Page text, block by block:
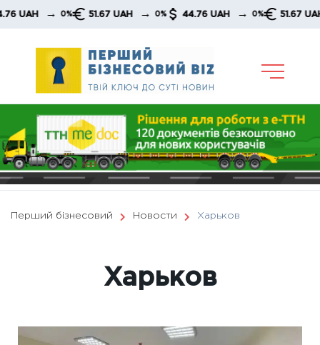
Skip
0% 51.67 UAH → 0% 44.76 UAH → 0% 51.67 UAH → 0%
Перший бізнесовий Новости Харьков
Харьков